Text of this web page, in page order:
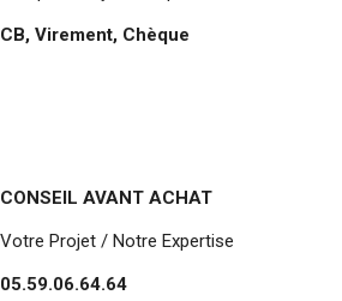
CB, Virement, Chèque
CONSEIL AVANT ACHAT
Votre Projet / Notre Expertise
05.59.06.64.64